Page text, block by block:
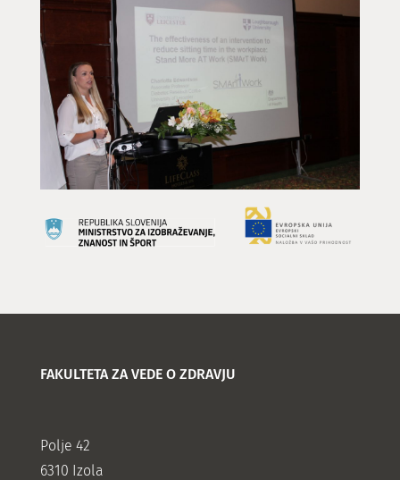
FAKULTETA ZA VEDE O ZDRAVJU
Polje 42
6310 Izola